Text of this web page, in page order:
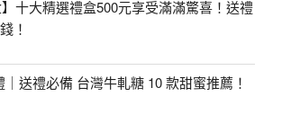
十大精選禮盒500元享受滿滿驚喜！送禮
！
送禮必備 台灣牛軋糖 10 款甜蜜推薦！